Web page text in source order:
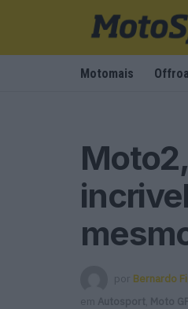
Motomais
por Bernardo
em
Autosport Moto